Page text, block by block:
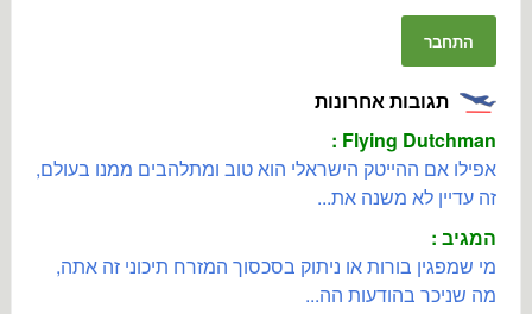
תגובות אחרונות
Flying Dutchman :
אפילו אם ההייטק הישראלי הוא טוב ומתלהבים ממנו בעולם,
זה עדיין לא משנה את...
המגיב :
מי שמפגין בורות או ניתוק בסכסוך המזרח תיכוני זה אתה,
מה שניכר בהודעות הה...